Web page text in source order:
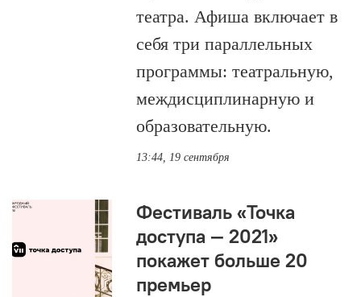
театра. Афиша включает в
себя три параллельных
программы: театральную,
междисциплинарную и
образовательную.
13:44, 19 сентября
Фестиваль «Точка
доступа — 2021»
покажет больше 20
премьер